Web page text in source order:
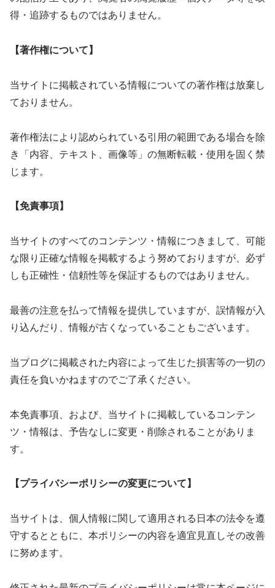
得・追跡するものではありません。
【著作権について】
当サイトに掲載されている情報についての著作権は放棄し
ておりません。
著作権法により認められている引用の範囲である場合を除
き「内容、テキスト、画像等」の無断転載・使用を固く禁
じます。
【免責事項】
当サイトのすべてのコンテンツ・情報につきまして、可能
な限り正確な情報を掲載するよう努めておりますが、必ず
しも正確性・信頼性等を保証するものではありません。
最善の注意を払って情報を提供していますが、誤情報が入
り込んだり、情報が古くなっていることもございます。
当ブログに掲載された内容によって生じた損害等の一切の
責任を負いかねますのでご了承ください。
本免責事項、および、当サイトに掲載しているコンテン
ツ・情報は、予告なしに変更・削除されることがありま
す。
【プライバシーポリシーの変更について】
当サイトは、個人情報に関して適用される日本の法令を遵
守するとともに、本ポリシーの内容を適宜見直しその改善
に努めます。